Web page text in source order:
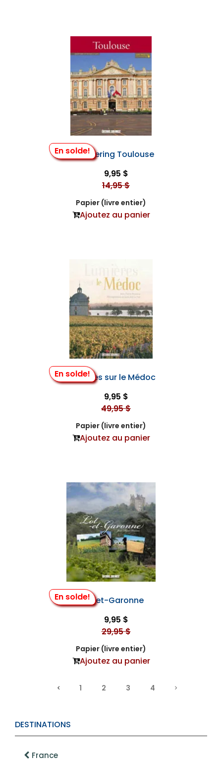
DESTINATIONS
France
En solde!
Discovering Toulouse
9,95 $
14,95 $
Papier (livre entier)
Ajoutez au panier
En solde!
Lumières sur le Médoc
9,95 $
49,95 $
Papier (livre entier)
Ajoutez au panier
En solde!Lot-et-Garonne
9,95 $
29,95 $
Papier (livre entier)
Ajoutez au panier
1 2 3 4